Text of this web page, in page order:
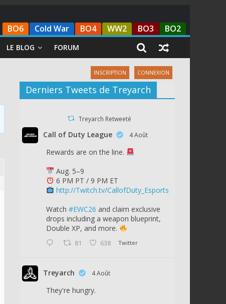
BO6 Cold War BO4 WW2 BO3 BO2
LE BLOG FORUM
INSCRIPTION CONNEXION
Derniers Tweets de Treyarch
Treyarch Retweeté
Call of Duty League 4 Août
Rewards are on the line.
Aug. 5–9
6 PM PT / 9 PM ET
http://Twitch.tv/CallofDuty_Esports
Watch #EWC26 and claim exclusive
drops including a weapon blueprint,
Double XP, and more.
81 638 Twitter
Treyarch 4 Août
They're hungry.